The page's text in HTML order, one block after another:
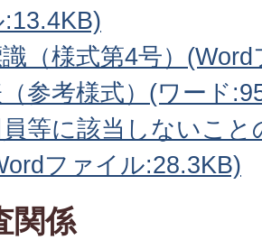
:13.4KB)
（様式第4号）
参考様式）(ワード
等に該当しないこと
ファイル:28.3KB)
関係